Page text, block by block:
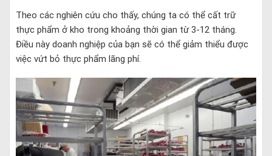
Theo các nghiên cứu cho thấy, chúng ta có thể cất trữ
thực phẩm ở kho trong khoảng thời gian từ 3-12 tháng.
Điều này doanh nghiệp của bạn sẽ có thể giảm thiểu được
việc vứt bỏ thực phẩm lãng phí.